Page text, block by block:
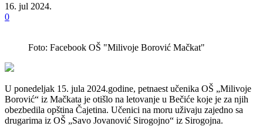
16. jul 2024.
0
Foto: Facebook OŠ "Milivoje Borović Mačkat"
U ponedeljak 15. jula 2024.godine, petnaest učenika OŠ „Milivoje
Borović“ iz Mačkata je otišlo na letovanje u Bečiće koje je za njih
obezbedila opština Čajetina. Učenici na moru uživaju zajedno sa
drugarima iz OŠ „Savo Jovanović Sirogojno“ iz Sirogojna.